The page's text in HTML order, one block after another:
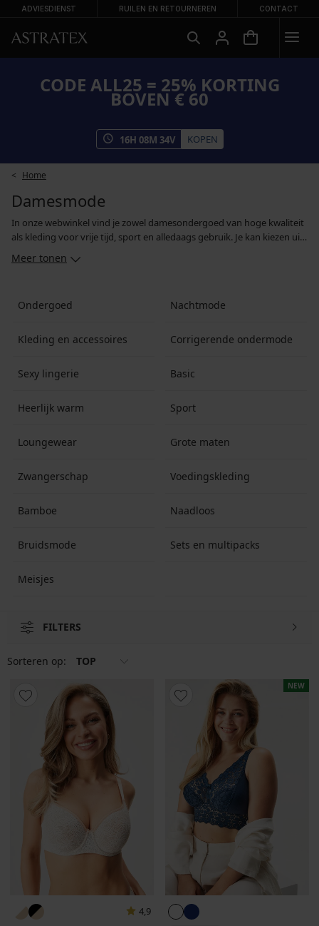
ADVIESDIENST RUILEN EN RETOURNEREN CONTACT
CODE ALL25 = 25% KORTING
BOVEN € 60
16H 08M 33V KOPEN
Home
Damesmode
In onze webwinkel vind je zowel damesondergoed van hoge kwaliteit
als kleding voor vrije tijd, sport en alledaags gebruik. Je kan kiezen uit
shirts en sweatshirts met merknamen en functionele kleding. Ons
kleding van de hoogste kwaliteit, van gerenommeerde fabrikanten.
Meer tonen
Ondergoed Nachtmode
Kleding en accessoires Corrigerende ondermode
Sexy lingerie Basic
Heerlijk warm Sport
Loungewear Grote maten
Zwangerschap Voedingskleding
Bamboe Naadloos
Bruidsmode Sets en multipacks
Meisjes
FILTERS
Sorteren op: TOP
4,9
NEW